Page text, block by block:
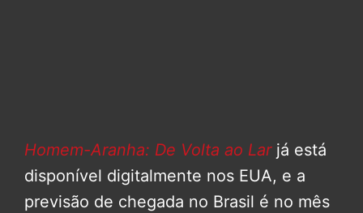
Homem-Aranha: De Volta ao Larjá está
disponível digitalmente nos EUA, e a
previsão de chegada no Brasil é no mês